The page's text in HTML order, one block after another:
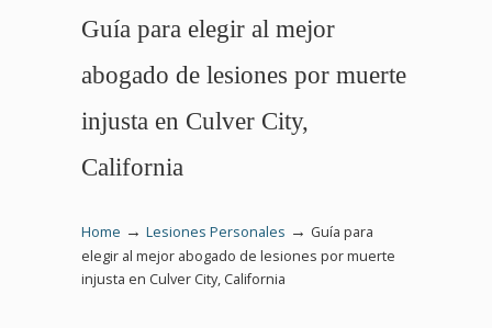
Guía para elegir al mejor
abogado de lesiones por muerte
injusta en Culver City,
California
Home → Lesiones Personales → Guía para
elegir al mejor abogado de lesiones por muerte
injusta en Culver City, California